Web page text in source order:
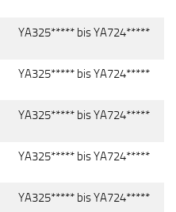
YA325***** bis YA724*****
YA325***** bis YA724*****
YA325***** bis YA724*****
YA325***** bis YA724*****
YA325***** bis YA724*****